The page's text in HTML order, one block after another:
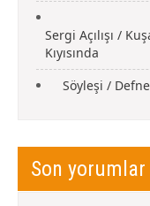
Sergi Açılışı /
Kıyısında
Söyleşi /
Son yorumlar